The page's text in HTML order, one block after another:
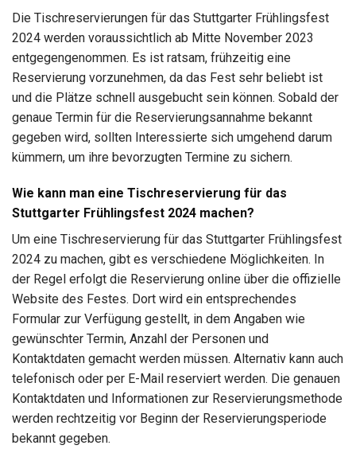
Die Tischreservierungen für das Stuttgarter Frühlingsfest
2024 werden voraussichtlich ab Mitte November 2023
entgegengenommen. Es ist ratsam, frühzeitig eine
Reservierung vorzunehmen, da das Fest sehr beliebt ist
und die Plätze schnell ausgebucht sein können. Sobald der
genaue Termin für die Reservierungsannahme bekannt
gegeben wird, sollten Interessierte sich umgehend darum
kümmern, um ihre bevorzugten Termine zu sichern.
Wie kann man eine Tischreservierung für das
Stuttgarter Frühlingsfest 2024 machen?
Um eine Tischreservierung für das Stuttgarter Frühlingsfest
2024 zu machen, gibt es verschiedene Möglichkeiten. In
der Regel erfolgt die Reservierung online über die offizielle
Website des Festes. Dort wird ein entsprechendes
Formular zur Verfügung gestellt, in dem Angaben wie
gewünschter Termin, Anzahl der Personen und
Kontaktdaten gemacht werden müssen. Alternativ kann auch
telefonisch oder per E-Mail reserviert werden. Die genauen
Kontaktdaten und Informationen zur Reservierungsmethode
werden rechtzeitig vor Beginn der Reservierungsperiode
bekannt gegeben.